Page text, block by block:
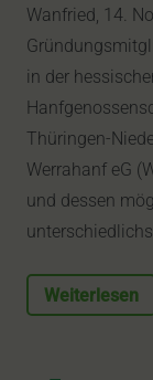
Wanfried, 14.
in der
Thüringen-
Werrahanf eG
und dessen
Weiterlesen